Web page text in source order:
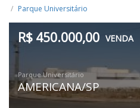
Parque Universitário
R$ 450.000,00 VENDA
Parque Universitário
AMERICANA/SP